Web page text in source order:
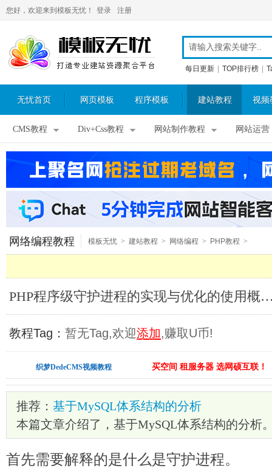
您好，欢迎来到模板无忧！ 登录 注册
每日更新 TOP排行榜
无忧首页 网页模板 程序模板 建站教程 视频
CMS教程 Div+Css教程 网站制作教程 网站运营
网络编程教程 模板无忧 > 建站教程 > 网络编程 > PHP教程 >
PHP程序级守护进程的实现与优化
教程Tag： 暂无Tag,欢迎添加,赚取U币!
织梦DedeCMS视频教程 买空间 租服务器 选网硕互联！
推荐： 基于MySQL体系结构的分析
本篇文章介绍了，基于MySQL体系结构的分析
首先需要解释的是什么是守护进程。